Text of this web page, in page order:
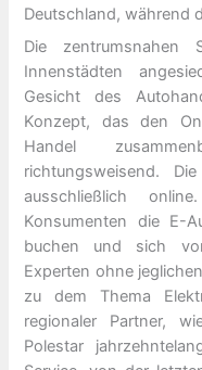
Deutschland, während
Die
Innenstädten
Gesicht des
Konzept, das den
Handel
richtungsweisend.
ausschließlich
Konsumenten die E-
buchen und sich
Experten ohne
zu dem Thema
regionaler Partner,
Polestar